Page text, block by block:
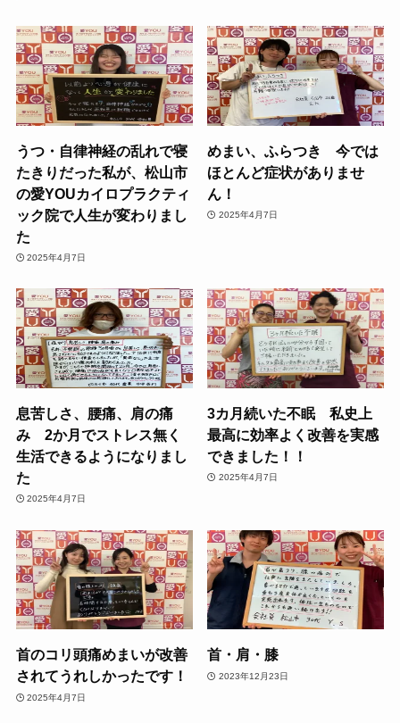
うつ・自律神経の乱れで寝
たきりだった私が、松山市
の愛YOUカイロプラクティ
ック院で人生が変わりまし
た
2025年4月7日
めまい、ふらつき 今では
ほとんど症状がありませ
ん！
2025年4月7日
息苦しさ、腰痛、肩の痛
み 2か月でストレス無く
生活できるようになりまし
た
2025年4月7日
3カ月続いた不眠 私史上
最高に効率よく改善を実感
できました！！
2025年4月7日
首のコリ頭痛めまいが改善
されてうれしかったです！
2025年4月7日
首・肩・膝
2023年12月23日